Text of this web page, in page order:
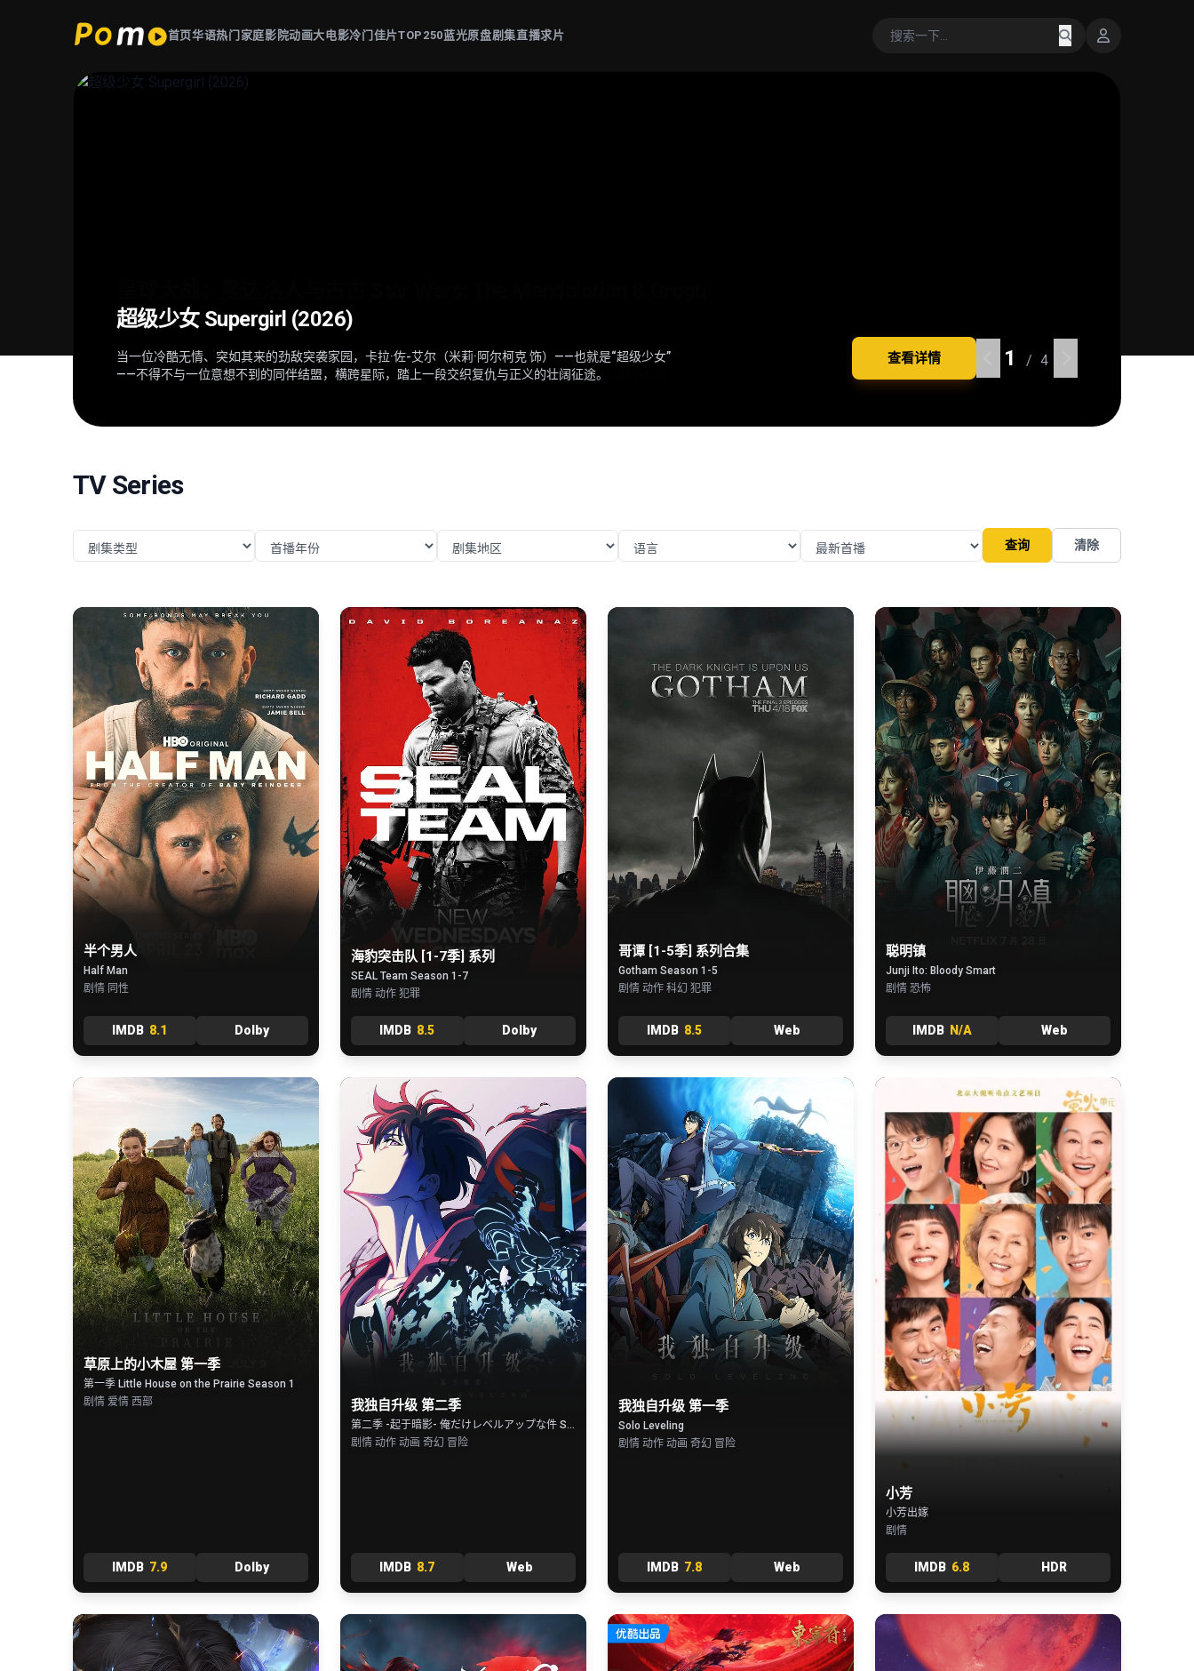
首页华语热门 家庭影院动画大电影冷门佳片TOP250蓝光原盘剧集直播求片
超级少女 Supergirl (2026)
当一位冷酷无情、突如其来的劲敌突袭家园，卡拉·佐-艾尔（米莉·阿尔柯克 饰）——也就是“超级少女”
——不得不与一位意想不到的同伴结盟，横跨星际，踏上一段交织复仇与正义的壮阔征途。
查看详情 1 / 4
后室 Backrooms (2026)
深陷困境的克拉克（切瓦特·埃加福 饰）意外切入名为“后室”的神秘空间，在这里一切物理规则崩塌，
只有漫无边际的黄色房间，没有终点也没有出路。心理医生玛丽（雷娜特·赖因斯夫 饰）为寻回克拉克
查看详情 1 / 4
火遮眼 (2025)
东南亚某处，失语维修工王伟（谢苗 饰）因女儿雨晴（杨恩又 饰）失踪觉醒猎杀本能。他联手寻妻记
者纳文（林科灯 饰）组成生死同盟，在连番血战中死斗黑暗组织打手大块头（黎唯 饰）与嗜血杀手阿
查看详情 1 / 4
(2026)
在秩序动荡的银河系，“最强奶爸”丁·贾伦（佩德罗·帕斯卡 饰）与“银河系萌娃”古古这对非血缘父子并
肩登场。冷峻坚毅的赏金猎人丁·贾伦身披贝斯卡钢甲，凭悍勇战力屡屡从围堵中突围；看似弱小的原
查看详情 1 / 4
TV Series
查询 清除
半个男人
Half Man
剧情 同性
IMDB 8.1 Dolby
海豹突击队 [1-7季] 系列
SEAL Team Season 1-7
剧情 动作 犯罪
IMDB 8.5 Dolby
哥谭 [1-5季] 系列合集
Gotham Season 1-5
剧情 动作 科幻 犯罪
IMDB 8.5 Web
聪明镇
Junji Ito: Bloody Smart
剧情 恐怖
IMDB N/A Web
草原上的小木屋 第一季
第一季 Little House on the Prairie Season 1
剧情 爱情 西部
IMDB 7.9 Dolby
我独自升级 第二季
第二季 -起于暗影- 俺だけレベルアップな件 Season 2 -Arise from the Shadow-
剧情 动作 动画 奇幻 冒险
IMDB 8.7 Web
我独自升级 第一季
Solo Leveling
剧情 动作 动画 奇幻 冒险
IMDB 7.8 Web
小芳
小芳出嫁
剧情
IMDB 6.8 HDR